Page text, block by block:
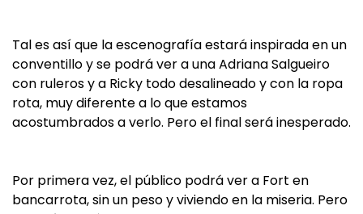
Tal es así que la escenografía estará inspirada en un
conventillo y se podrá ver a una Adriana Salgueiro
con ruleros y a Ricky todo desalineado y con la ropa
rota, muy diferente a lo que estamos
acostumbrados a verlo. Pero el final será inesperado.
Por primera vez, el público podrá ver a Fort en
bancarrota, sin un peso y viviendo en la miseria. Pero